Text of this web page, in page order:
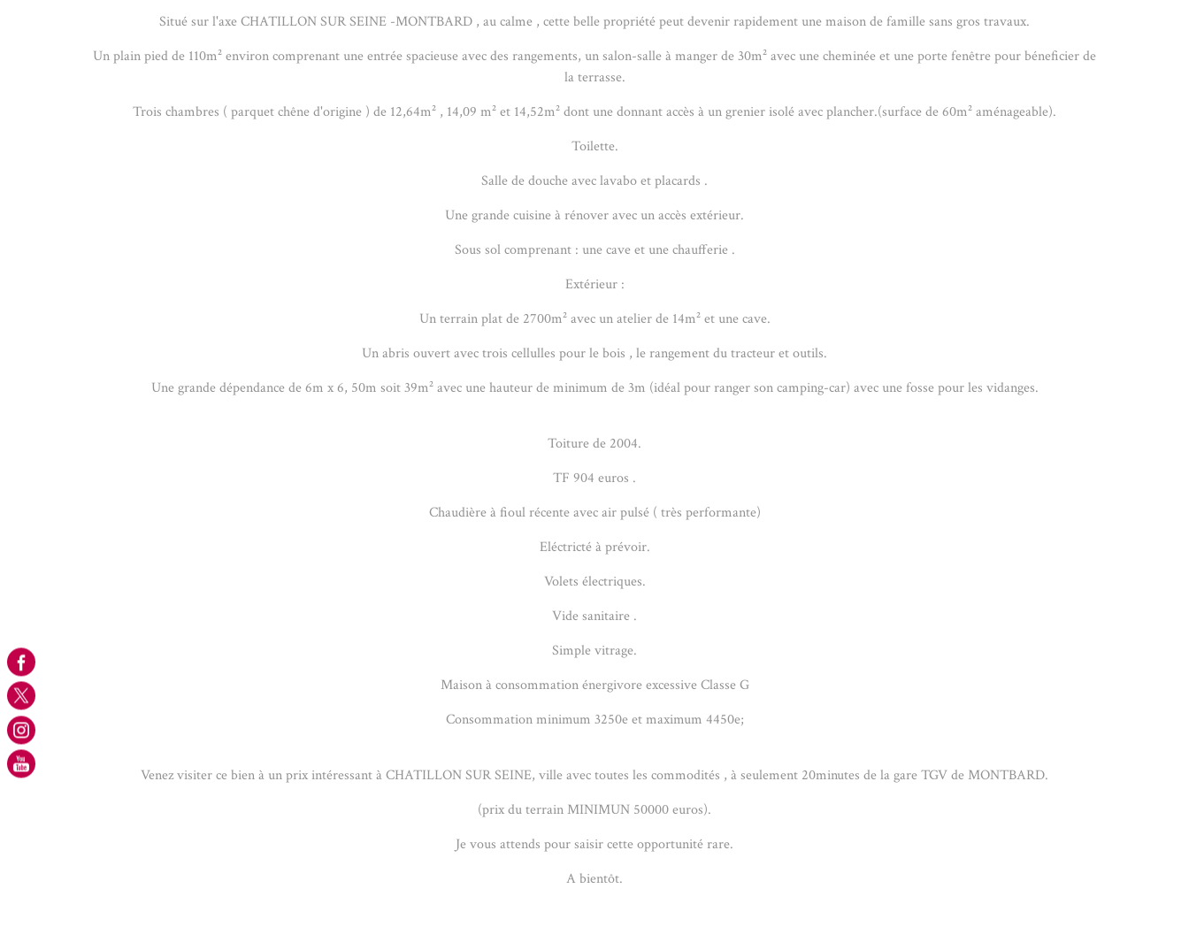
Situé sur l'axe CHATILLON SUR SEINE -MONTBARD , au calme , cette belle propriété peut devenir rapidement une maison de famille sans gros travaux.
Un plain pied de 110m² environ comprenant une entrée spacieuse avec des rangements, un salon-salle à manger de 30m² avec une cheminée et une porte fenêtre pour béneficier de
la terrasse.
Trois chambres ( parquet chêne d'origine ) de 12,64m² , 14,09 m² et 14,52m² dont une donnant accès à un grenier isolé avec plancher.(surface de 60m² aménageable).
Toilette.
Salle de douche avec lavabo et placards .
Une grande cuisine à rénover avec un accès extérieur.
Sous sol comprenant : une cave et une chaufferie .
Extérieur :
Un terrain plat de 2700m² avec un atelier de 14m² et une cave.
Un abris ouvert avec trois cellulles pour le bois , le rangement du tracteur et outils.
Une grande dépendance de 6m x 6, 50m soit 39m² avec une hauteur de minimum de 3m (idéal pour ranger son camping-car) avec une fosse pour les vidanges.
Toiture de 2004.
TF 904 euros .
Chaudière à fioul récente avec air pulsé ( très performante)
Eléctricté à prévoir.
Volets électriques.
Vide sanitaire .
Simple vitrage.
Maison à consommation énergivore excessive Classe G
Consommation minimum 3250e et maximum 4450e;
Venez visiter ce bien à un prix intéressant à CHATILLON SUR SEINE, ville avec toutes les commodités , à seulement 20minutes de la gare TGV de MONTBARD.
(prix du terrain MINIMUN 50000 euros).
Je vous attends pour saisir cette opportunité rare.
A bientôt.